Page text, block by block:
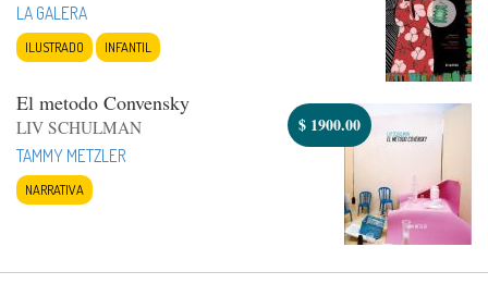
LA GALERA
ILUSTRADO INFANTIL
El metodo Convensky
LIV SCHULMAN
TAMMY METZLER
NARRATIVA
$ 1900.00